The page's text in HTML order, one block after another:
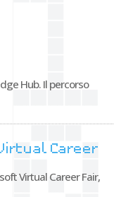
Hub. Il percorso
Career
Virtual Career Fair,